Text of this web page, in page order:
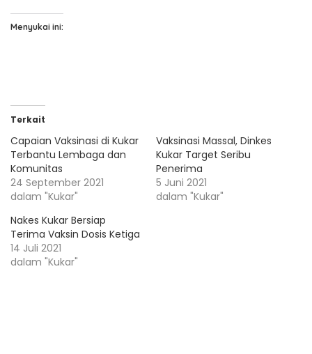
Menyukai ini:
Terkait
Capaian Vaksinasi di Kukar
Terbantu Lembaga dan
Komunitas
24 September 2021
dalam "Kukar"
Vaksinasi Massal, Dinkes
Kukar Target Seribu
Penerima
5 Juni 2021
dalam "Kukar"
Nakes Kukar Bersiap
Terima Vaksin Dosis Ketiga
14 Juli 2021
dalam "Kukar"